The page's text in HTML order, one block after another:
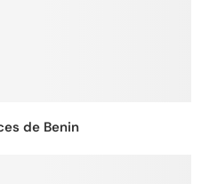
de Benin